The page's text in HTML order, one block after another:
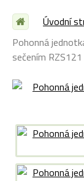
Úvodní
Pohonná
sečením RZS121